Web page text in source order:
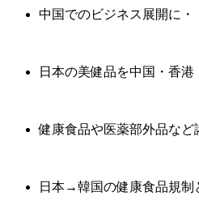
中国でのビジネス展開に・
日本の美健品を中国・香港
健康食品や医薬部外品など
日本→韓国の健康食品規制